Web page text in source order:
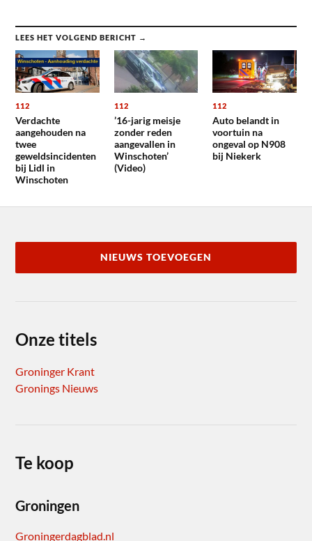
LEES HET VOLGEND BERICHT →
112
Verdachte
aangehouden na
twee
geweldsincidenten
bij Lidl in
Winschoten
112
’16-jarig meisje
zonder reden
aangevallen in
Winschoten’
(Video)
112
Auto belandt in
voortuin na
ongeval op N908
bij Niekerk
NIEUWS TOEVOEGEN
Onze titels
Groninger Krant
Gronings Nieuws
Te koop
Groningen
Groningerdagblad.nl